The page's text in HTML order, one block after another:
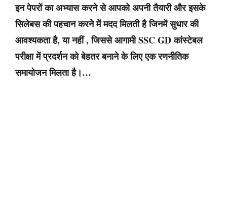
इन पेपरों का अभ्यास करने से आपको अपनी तैयारी और इसके
सिलेबस की पहचान करने में मदद मिलती है जिनमें सुधार की
आवश्यकता है, या नहीं , जिससे आगामी SSC GD कांस्टेबल
परीक्षा में प्रदर्शन को बेहतर बनाने के लिए एक रणनीतिक
समायोजन मिलता है।…